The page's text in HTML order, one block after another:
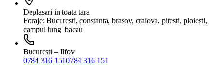
Deplasari in toata tara
Foraje: Bucuresti, constanta, brasov, craiova, pitesti, ploiesti,
campul lung, bacau
Bucuresti – Ilfov
0784 316 1510784 316 151